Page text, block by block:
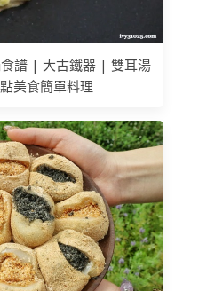
譜 | 大古鐵器 | 雙耳湯
美食簡單料理